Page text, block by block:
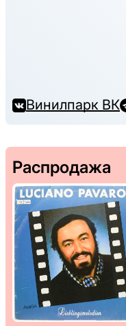
Винилпарк ВК
Распродажа